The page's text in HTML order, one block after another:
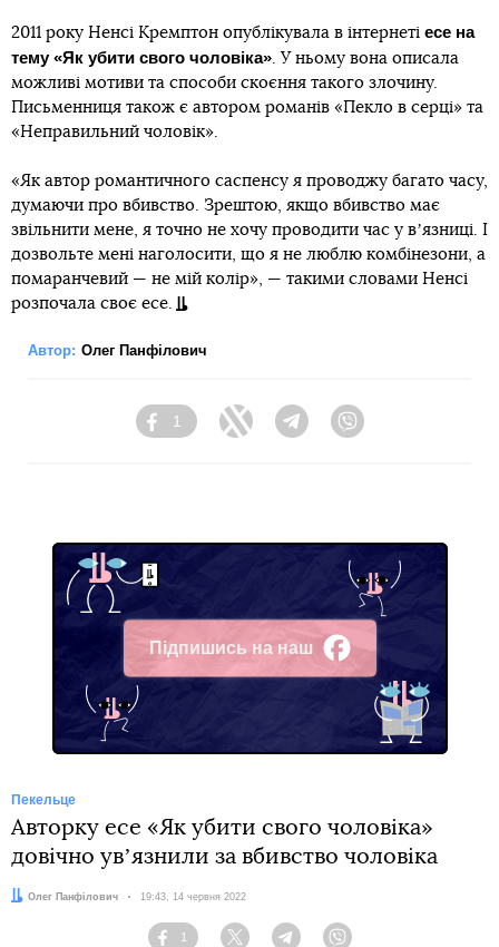
2011 року Ненсі Кремптон опублікувала в інтернеті есе на
тему «Як убити свого чоловіка». У ньому вона описала
можливі мотиви та способи скоєння такого злочину.
Письменниця також є автором романів «Пекло в серці» та
«Неправильний чоловік».
«Як автор романтичного саспенсу я проводжу багато часу,
думаючи про вбивство. Зрештою, якщо вбивство має
звільнити мене, я точно не хочу проводити час у вʼязниці. І
дозвольте мені наголосити, що я не люблю комбінезони, а
помаранчевий — не мій колір», — такими словами Ненсі
розпочала своє есе.
Автор: Олег Панфілович
Facebook
1
Twitter TelegramViber
Підпишись на наш
Facebook
Пекельце
Авторку есе «Як убити свого чоловіка»
довічно увʼязнили за вбивство чоловіка
Автор:
Олег Панфілович Дата:
19:43, 14 червня 2022
1